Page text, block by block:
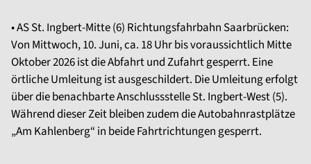
• AS St. Ingbert-Mitte (6) Richtungsfahrbahn Saarbrücken:
Von Mittwoch, 10. Juni, ca. 18 Uhr bis voraussichtlich Mitte
Oktober 2026 ist die Abfahrt und Zufahrt gesperrt. Eine
örtliche Umleitung ist ausgeschildert. Die Umleitung erfolgt
über die benachbarte Anschlussstelle St. Ingbert-West (5).
Während dieser Zeit bleiben zudem die Autobahnrastplätze
„Am Kahlenberg“ in beide Fahrtrichtungen gesperrt.